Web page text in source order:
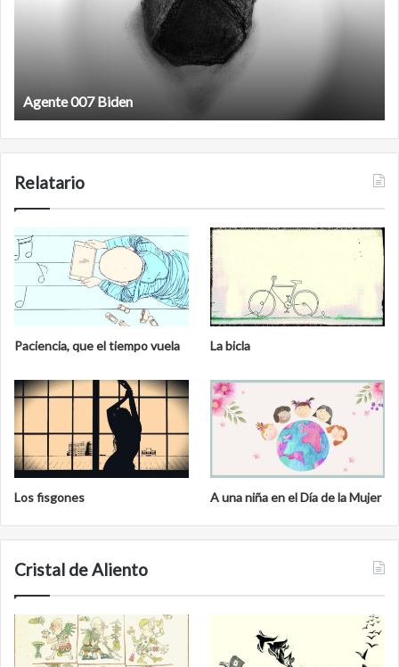
Film antineoliberal
Relatario
Paciencia, que el tiempo vuela La bicla
Los fisgones A una niña en el Día de la Mujer
Cristal de Aliento